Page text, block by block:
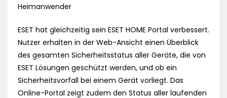
Heimanwender
ESET hat gleichzeitig sein ESET HOME Portal verbessert.
Nutzer erhalten in der Web-Ansicht einen Überblick
des gesamten Sicherheitsstatus aller Geräte, die von
ESET Lösungen geschützt werden, und ob ein
Sicherheitsvorfall bei einem Gerät vorliegt. Das
Online-Portal zeigt zudem den Status aller laufenden